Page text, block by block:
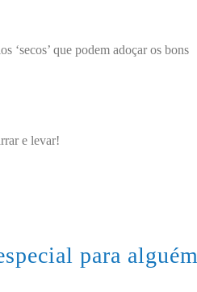
‘secos’ que podem adoçar os bons
e levar!
para alguém